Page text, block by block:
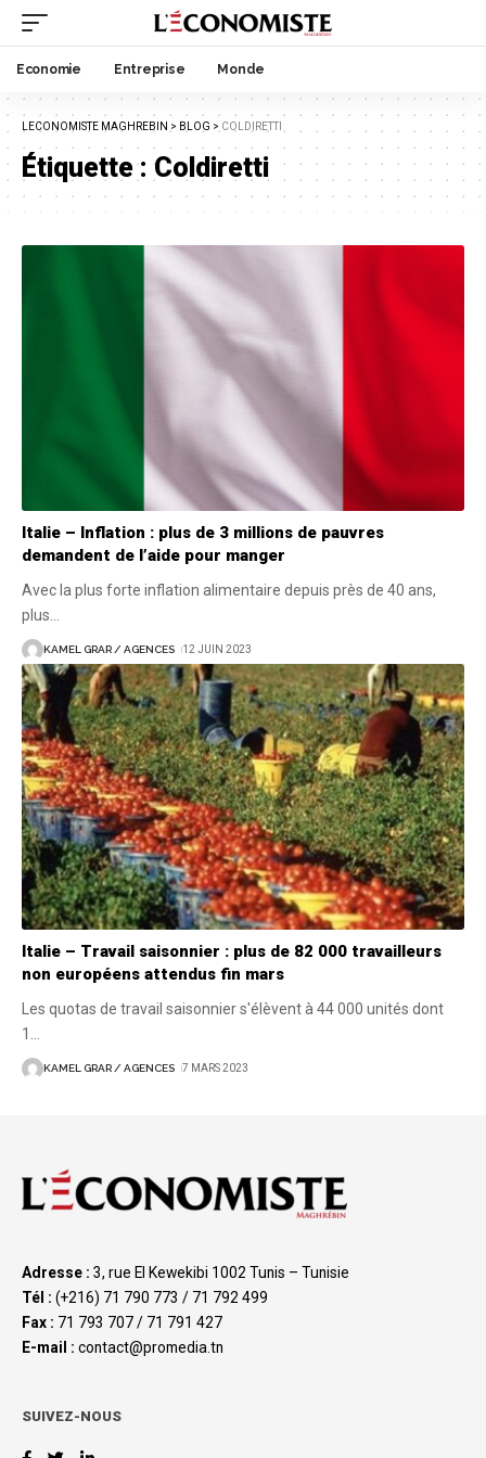
Economie Entreprise Monde
LECONOMISTE MAGHREBIN > BLOG > COLDIRETTI
Étiquette :Coldiretti
Italie – Inflation : plus de 3 millions de pauvres
demandent de l’aide pour manger
Avec la plus forte inflation alimentaire depuis près de 40 ans,
plus
KAMEL GRAR / AGENCES 12 JUIN 2023
Italie – Travail saisonnier : plus de 82 000 travailleurs
non européens attendus fin mars
Les quotas de travail saisonnier s'élèvent à 44 000 unités dont
1
KAMEL GRAR / AGENCES 7 MARS 2023
Adresse : 3, rue El Kewekibi 1002 Tunis – Tunisie
Tél : (+216) 71 790 773 / 71 792 499
Fax : 71 793 707 / 71 791 427
E-mail : contact@promedia.tn
SUIVEZ-NOUS